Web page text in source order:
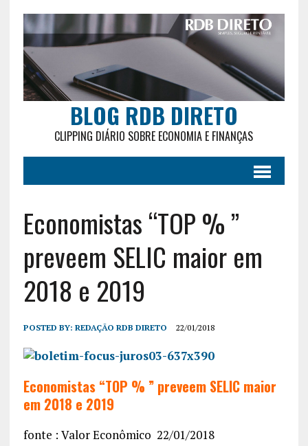
BLOG RDB DIRETO
CLIPPING DIÁRIO SOBRE ECONOMIA E FINANÇAS
Economistas “TOP % ”
preveem SELIC maior em
2018 e 2019
POSTED BY: REDAÇÃO RDB DIRETO 22/01/2018
Economistas “TOP % ” preveem SELIC maior
em 2018 e 2019
fonte : Valor Econômico 22/01/2018